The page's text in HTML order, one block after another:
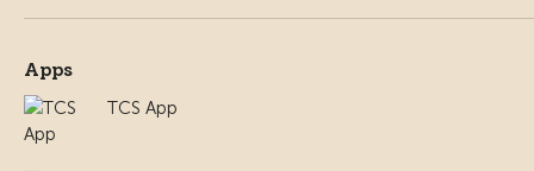
Apps
TCS App